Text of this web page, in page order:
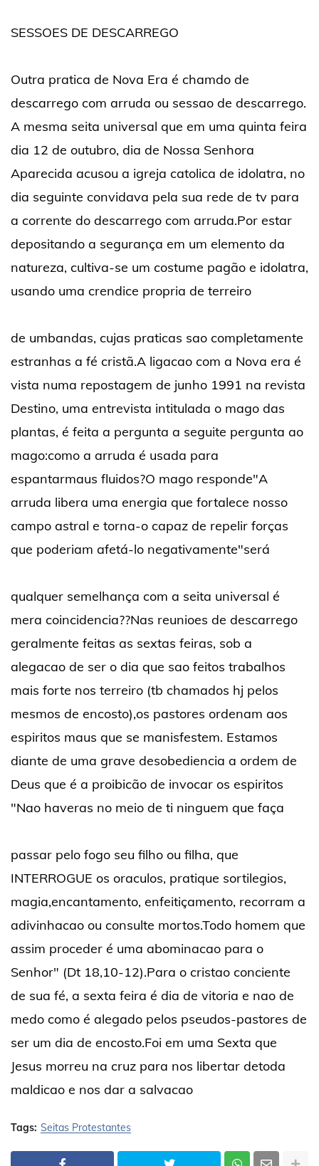
SESSOES DE DESCARREGO
Outra pratica de Nova Era é chamdo de
descarrego com arruda ou sessao de descarrego.
A mesma seita universal que em uma quinta feira
dia 12 de outubro, dia de Nossa Senhora
Aparecida acusou a igreja catolica de idolatra, no
dia seguinte convidava pela sua rede de tv para
a corrente do descarrego com arruda.Por estar
depositando a segurança em um elemento da
natureza, cultiva-se um costume pagão e idolatra,
usando uma crendice propria de terreiro
de umbandas, cujas praticas sao completamente
estranhas a fé cristã.A ligacao com a Nova era é
vista numa repostagem de junho 1991 na revista
Destino, uma entrevista intitulada o mago das
plantas, é feita a pergunta a seguite pergunta ao
mago:como a arruda é usada para
espantarmaus fluidos?O mago responde"A
arruda libera uma energia que fortalece nosso
campo astral e torna-o capaz de repelir forças
que poderiam afetá-lo negativamente"será
qualquer semelhança com a seita universal é
mera coincidencia??Nas reunioes de descarrego
geralmente feitas as sextas feiras, sob a
alegacao de ser o dia que sao feitos trabalhos
mais forte nos terreiro (tb chamados hj pelos
mesmos de encosto),os pastores ordenam aos
espiritos maus que se manisfestem. Estamos
diante de uma grave desobediencia a ordem de
Deus que é a proibicão de invocar os espiritos
"Nao haveras no meio de ti ninguem que faça
passar pelo fogo seu filho ou filha, que
INTERROGUE os oraculos, pratique sortilegios,
magia,encantamento, enfeitiçamento, recorram a
adivinhacao ou consulte mortos.Todo homem que
assim proceder é uma abominacao para o
Senhor" (Dt 18,10-12).Para o cristao conciente
de sua fé, a sexta feira é dia de vitoria e nao de
medo como é alegado pelos pseudos-pastores de
ser um dia de encosto.Foi em uma Sexta que
Jesus morreu na cruz para nos libertar detoda
maldicao e nos dar a salvacao
Tags: Seitas Protestantes